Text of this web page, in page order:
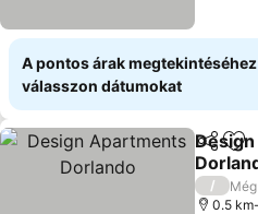
A pontos árak megtekintéséhez
válasszon dátumokat
/
0.5